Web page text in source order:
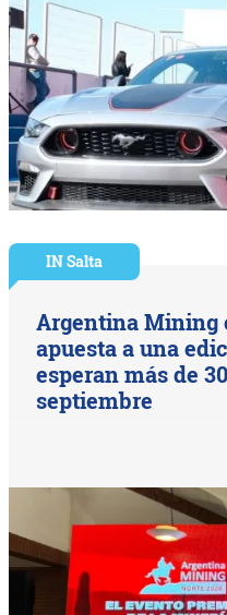
IN Salta
Argentina Mining
apuesta a una
esperan más de
septiembre